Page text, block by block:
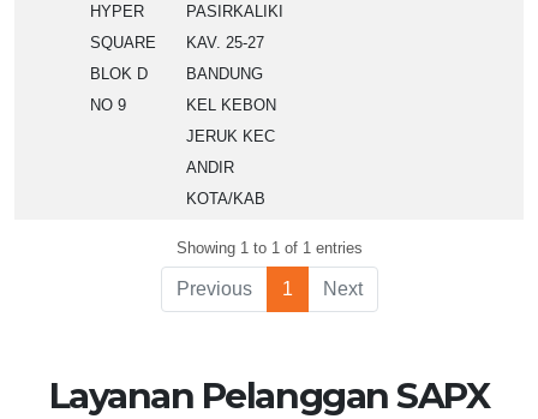
HYPER
SQUARE
BLOK D
NO 9
PASIRKALIKI
KAV. 25-27
BANDUNG
KEL KEBON
JERUK KEC
ANDIR
KOTA/KAB
Showing 1 to 1 of 1 entries
Previous 1 Next
Layanan Pelanggan SAPX